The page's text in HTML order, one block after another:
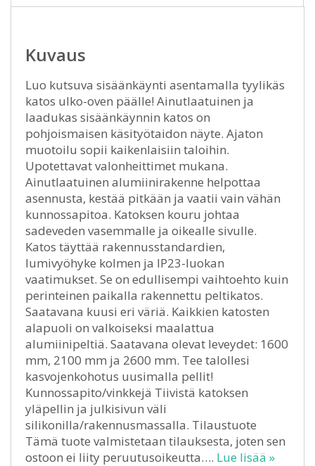
Kuvaus
Luo kutsuva sisäänkäynti asentamalla tyylikäs
katos ulko-oven päälle! Ainutlaatuinen ja
laadukas sisäänkäynnin katos on
pohjoismaisen käsityötaidon näyte. Ajaton
muotoilu sopii kaikenlaisiin taloihin.
Upotettavat valonheittimet mukana.
Ainutlaatuinen alumiinirakenne helpottaa
asennusta, kestää pitkään ja vaatii vain vähän
kunnossapitoa. Katoksen kouru johtaa
sadeveden vasemmalle ja oikealle sivulle.
Katos täyttää rakennusstandardien,
lumivyöhyke kolmen ja IP23-luokan
vaatimukset. Se on edullisempi vaihtoehto kuin
perinteinen paikalla rakennettu peltikatos.
Saatavana kuusi eri väriä. Kaikkien katosten
alapuoli on valkoiseksi maalattua
alumiinipeltiä. Saatavana olevat leveydet: 1600
mm, 2100 mm ja 2600 mm. Tee talollesi
kasvojenkohotus uusimalla pellit!
Kunnossapito/vinkkejä Tiivistä katoksen
yläpellin ja julkisivun väli
silikonilla/rakennusmassalla. Tilaustuote
Tämä tuote valmistetaan tilauksesta, joten sen
ostoon ei liity peruutusoikeutta…. Lue lisää »